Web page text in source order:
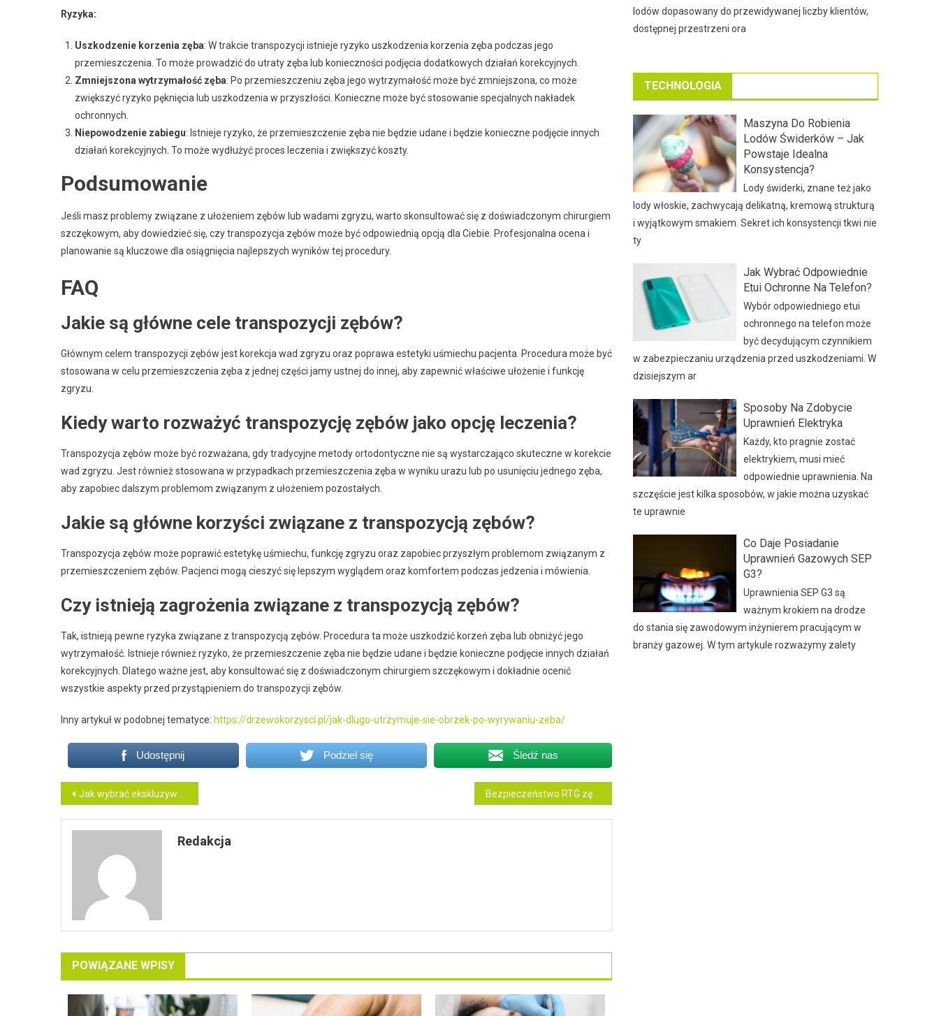
Ryzyka:
Uszkodzenie korzenia zęba: W trakcie transpozycji istnieje ryzyko uszkodzenia korzenia zęba podczas jego
przemieszczenia. To może prowadzić do utraty zęba lub konieczności podjęcia dodatkowych działań korekcyjnych.
Zmniejszona wytrzymałość zęba: Po przemieszczeniu zęba jego wytrzymałość może być zmniejszona, co może
zwiększyć ryzyko pęknięcia lub uszkodzenia w przyszłości. Konieczne może być stosowanie specjalnych nakładek
ochronnych.
Niepowodzenie zabiegu: Istnieje ryzyko, że przemieszczenie zęba nie będzie udane i będzie konieczne podjęcie innych
działań korekcyjnych. To może wydłużyć proces leczenia i zwiększyć koszty.
Podsumowanie
Jeśli masz problemy związane z ułożeniem zębów lub wadami zgryzu, warto skonsultować się z doświadczonym chirurgiem
szczękowym, aby dowiedzieć się, czy transpozycja zębów może być odpowiednią opcją dla Ciebie. Profesjonalna ocena i
planowanie są kluczowe dla osiągnięcia najlepszych wyników tej procedury.
FAQ
Jakie są główne cele transpozycji zębów?
Głównym celem transpozycji zębów jest korekcja wad zgryzu oraz poprawa estetyki uśmiechu pacjenta. Procedura może być
stosowana w celu przemieszczenia zęba z jednej części jamy ustnej do innej, aby zapewnić właściwe ułożenie i funkcję
zgryzu.
Kiedy warto rozważyć transpozycję zębów jako opcję leczenia?
Transpozycja zębów może być rozważana, gdy tradycyjne metody ortodontyczne nie są wystarczająco skuteczne w korekcie
wad zgryzu. Jest również stosowana w przypadkach przemieszczenia zęba w wyniku urazu lub po usunięciu jednego zęba,
aby zapobiec dalszym problemom związanym z ułożeniem pozostałych.
Jakie są główne korzyści związane z transpozycją zębów?
Transpozycja zębów może poprawić estetykę uśmiechu, funkcję zgryzu oraz zapobiec przyszłym problemom związanym z
przemieszczeniem zębów. Pacjenci mogą cieszyć się lepszym wyglądem oraz komfortem podczas jedzenia i mówienia.
Czy istnieją zagrożenia związane z transpozycją zębów?
Tak, istnieją pewne ryzyka związane z transpozycją zębów. Procedura ta może uszkodzić korzeń zęba lub obniżyć jego
wytrzymałość. Istnieje również ryzyko, że przemieszczenie zęba nie będzie udane i będzie konieczne podjęcie innych działań
korekcyjnych. Dlatego ważne jest, aby konsultować się z doświadczonym chirurgiem szczękowym i dokładnie ocenić
wszystkie aspekty przed przystąpieniem do transpozycji zębów.
Inny artykuł w podobnej tematyce: https://drzewokorzysci.pl/jak-dlugo-utrzymuje-sie-obrzek-po-wyrywaniu-zeba/
Udostępnij Podziel się Śledź nas
Nawigacja
wpisu
Jak wybrać ekskluzywną kabinę prysznicową: kluczowe cechy i porady zakupowe Bezpieczeństwo RTG zębów – rozwiewanie obaw dotyczących promieniowania
Redakcja
POWIĄZANE WPISY
lodów dopasowany do przewidywanej liczby klientów,
dostępnej przestrzeni ora
TECHNOLOGIA
Maszyna Do Robienia
Lodów Świderków – Jak
Powstaje Idealna
Konsystencja?
Lody świderki, znane też jako
lody włoskie, zachwycają delikatną, kremową strukturą
i wyjątkowym smakiem. Sekret ich konsystencji tkwi nie
ty
Jak Wybrać Odpowiednie
Etui Ochronne Na Telefon?
Wybór odpowiedniego etui
ochronnego na telefon może
być decydującym czynnikiem
w zabezpieczaniu urządzenia przed uszkodzeniami. W
dzisiejszym ar
Sposoby Na Zdobycie
Uprawnień Elektryka
Każdy, kto pragnie zostać
elektrykiem, musi mieć
odpowiednie uprawnienia. Na
szczęście jest kilka sposobów, w jakie można uzyskać
te uprawnie
Co Daje Posiadanie
Uprawnień Gazowych SEP
G3?
Uprawnienia SEP G3 są
ważnym krokiem na drodze
do stania się zawodowym inżynierem pracującym w
branży gazowej. W tym artykule rozważymy zalety